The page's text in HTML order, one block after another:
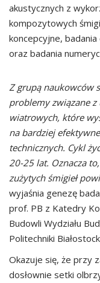
akustycznych z
kompozytowych
koncepcyjne,
oraz badania
Z grupą naukowców
problemy związane
wiatrowych, które
na bardziej
technicznych. Cykl
20-25 lat. Oznacza
zużytych śmigieł
wyjaśnia genezę
prof. PB z Katedry
Budowli Wydziału
Politechniki
Okazuje się, że przy
dosłownie setki